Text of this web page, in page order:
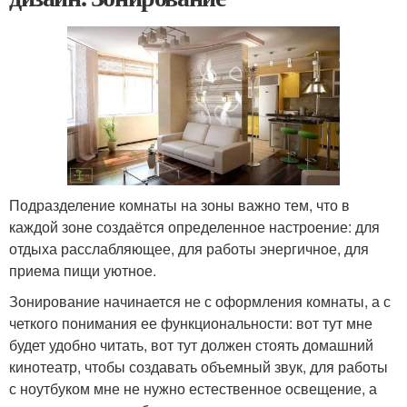
Подразделение комнаты на зоны важно тем, что в
каждой зоне создаётся определенное настроение: для
отдыха расслабляющее, для работы энергичное, для
приема пищи уютное.
Зонирование начинается не с оформления комнаты, а с
четкого понимания ее функциональности: вот тут мне
будет удобно читать, вот тут должен стоять домашний
кинотеатр, чтобы создавать объемный звук, для работы
с ноутбуком мне не нужно естественное освещение, а